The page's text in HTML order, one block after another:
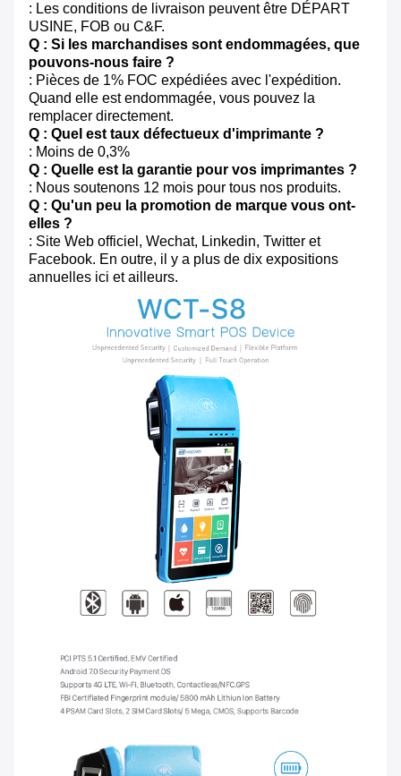
: Les conditions de livraison peuvent être DÉPART
USINE, FOB ou C&F.
Q : Si les marchandises sont endommagées, que
pouvons-nous faire ?
: Pièces de 1% FOC expédiées avec l'expédition.
Quand elle est endommagée, vous pouvez la
remplacer directement.
Q : Quel est taux défectueux d'imprimante ?
: Moins de 0,3%
Q : Quelle est la garantie pour vos imprimantes ?
: Nous soutenons 12 mois pour tous nos produits.
Q : Qu'un peu la promotion de marque vous ont-
elles ?
: Site Web officiel, Wechat, Linkedin, Twitter et
Facebook. En outre, il y a plus de dix expositions
annuelles ici et ailleurs.